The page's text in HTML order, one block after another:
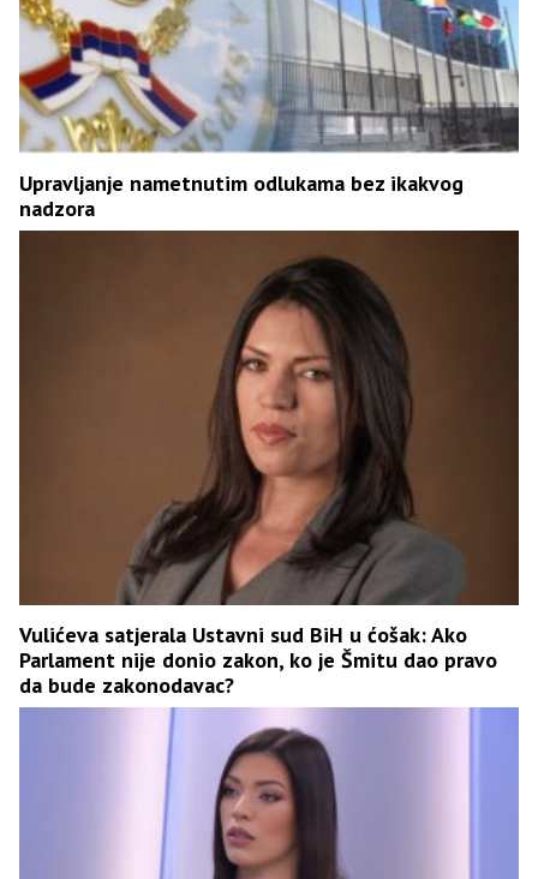
Upravljanje nametnutim odlukama bez ikakvog
nadzora
Vulićeva satjerala Ustavni sud BiH u ćošak: Ako
Parlament nije donio zakon, ko je Šmitu dao pravo
da bude zakonodavac?